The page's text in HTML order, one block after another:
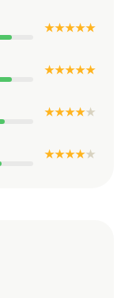
★ ★ ★ ★ ★
★ ★ ★ ★ ★
★ ★ ★ ★★
★ ★ ★ ★★